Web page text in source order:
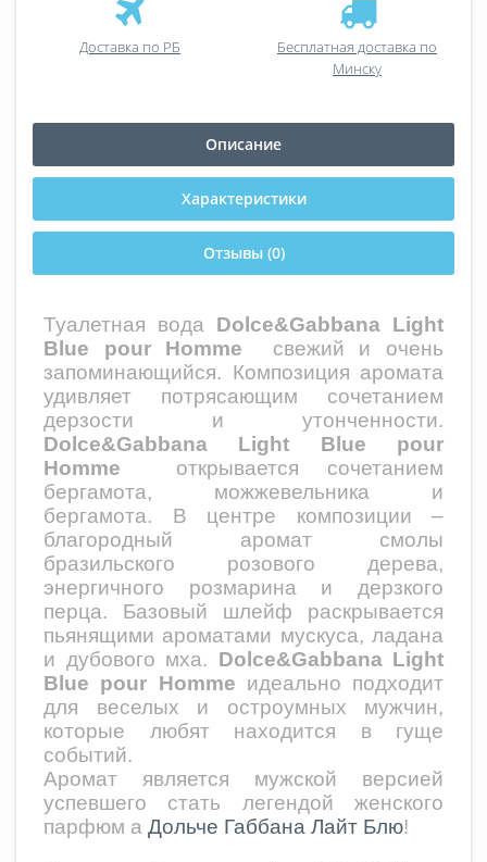
Доставка по РБ
Бесплатная доставка по
Минску
Описание
Характеристики
Отзывы (0)
Туалетная вода Dolce&Gabbana Light
Blue pour Homme
свежий и очень
запоминающийся. Композиция аромата
удивляет потрясающим сочетанием
дерзости и утонченности.
Dolce&Gabbana Light Blue pour
Homme открывается сочетанием
бергамота, можжевельника и
бергамота. В центре композиции –
благородный аромат смолы
бразильского розового дерева,
энергичного розмарина и дерзкого
перца. Базовый шлейф раскрывается
пьянящими ароматами мускуса, ладана
и дубового мха. Dolce&Gabbana Light
Blue pour Homme идеально подходит
для веселых и остроумных мужчин,
которые любят находится в гуще
событий.
Аромат является мужской версией
успевшего стать легендой женского
парфюм а Дольче Габбана Лайт Блю!